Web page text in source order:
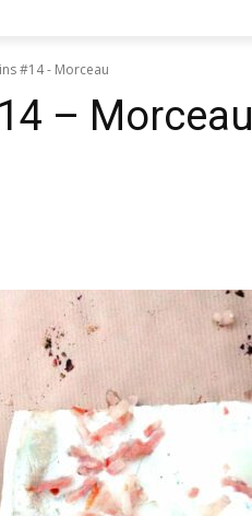
#14 - Morceau
– Morceau